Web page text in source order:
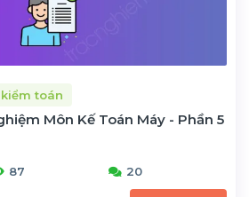
toán
Môn Kế Toán Máy - Phần 5
87 20